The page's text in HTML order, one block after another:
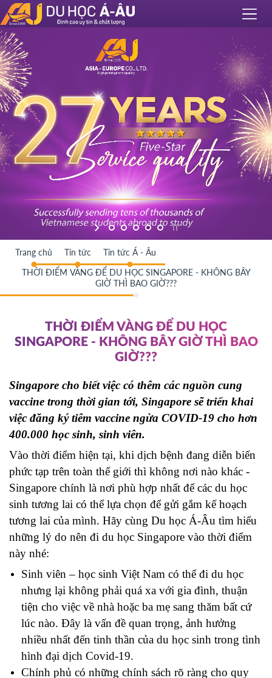
Trang chủ Tin tức Tin tức Á - Âu
THỜI ĐIỂM VÀNG ĐỂ DU HỌC SINGAPORE - KHÔNG BÂY
GIỜ THÌ BAO GIỜ???
THỜI ĐIỂM VÀNG ĐỂ DU HỌC
SINGAPORE - KHÔNG BÂY GIỜ THÌ BAO
GIỜ???
Singapore cho biết việc có thêm các nguồn cung
vaccine trong thời gian tới, Singapore sẽ triển khai
việc đăng ký tiêm vaccine ngừa COVID-19 cho hơn
400.000 học sinh, sinh viên.
Vào thời điểm hiện tại, khi dịch bệnh đang diễn biến
phức tạp trên toàn thế giới thì không nơi nào khác -
Singapore chính là nơi phù hợp nhất để các du học
sinh tương lai có thể lựa chọn để gửi gắm kế hoạch
tương lai của mình. Hãy cùng Du học Á-Âu tìm hiểu
những lý do nên đi du học Singapore vào thời điểm
này nhé:
Sinh viên – học sinh Việt Nam có thể đi du học
nhưng lại không phải quá xa với gia đình, thuận
tiện cho việc về nhà hoặc ba mẹ sang thăm bất cứ
lúc nào. Đây là vấn đề quan trọng, ảnh hưởng
nhiều nhất đến tinh thần của du học sinh trong tình
hình đại dịch Covid-19.
Chính phủ có những chính sách rõ ràng cho quy